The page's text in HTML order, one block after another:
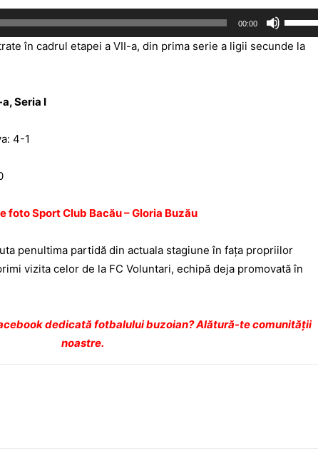
sus/jos
pentru
a
00:00
tastele
săgeată
în cadrul etapei a VII-a, din prima serie a ligii secunde la
Seria I
4-1
foto Sport Club Bacău – Gloria Buzău
penultima partidă din actuala stagiune în faţa propriilor
vizita celor de la FC Voluntari, echipă deja promovată în
dedicată fotbalului buzoian? Alătură-te comunității
noastre.